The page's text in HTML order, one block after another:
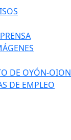
DE OYÓN-OION
DE EMPLEO